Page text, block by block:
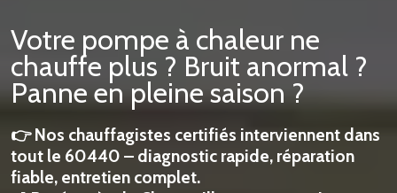
Votre pompe à chaleur ne
chauffe plus ? Bruit anormal ?
Panne en pleine saison ?
👉 Nos chauffagistes certifiés interviennent dans
tout le 60440 – diagnostic rapide, réparation
fiable, entretien complet.